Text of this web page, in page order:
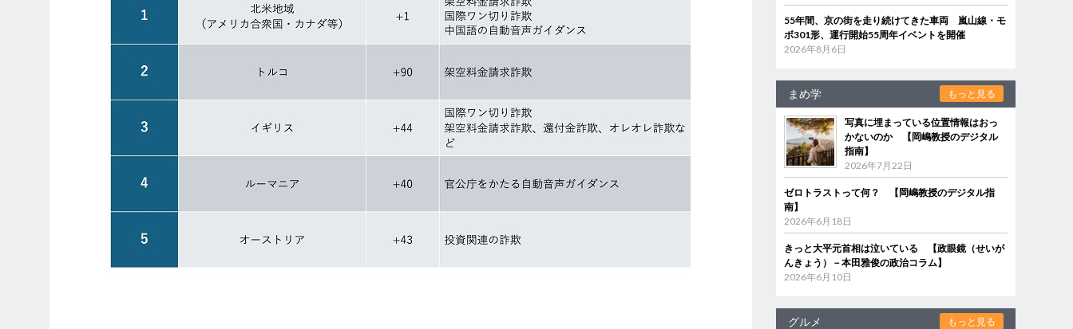
55年間、京の街を走り続けてきた車両 嵐山線・モ
ボ301形、運行開始55周年イベントを開催
2026年8月6日
まめ学 もっと見る
写真に埋まっている位置情報はおっ
かないのか 【岡嶋教授のデジタル
指南】
2026年7月22日
ゼロトラストって何？ 【岡嶋教授のデジタル指
南】
2026年6月18日
きっと大平元首相は泣いている 【政眼鏡（せいが
んきょう）－本田雅俊の政治コラム】
2026年6月10日
グルメ もっと見る